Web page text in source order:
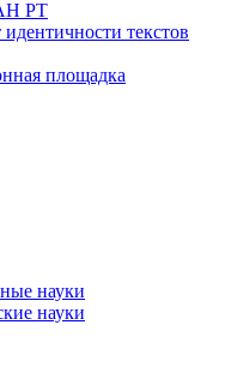
РТ
текстов
площадка
науки
науки